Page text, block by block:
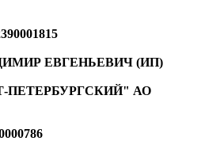
ЕВГЕНЬЕВИЧ (ИП)
ПЕТЕРБУРГСКИЙ" АО